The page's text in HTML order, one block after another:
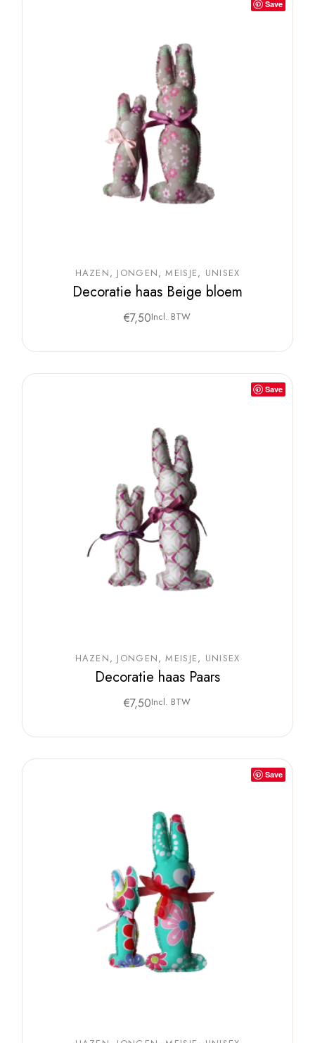
Save
HAZEN JONGEN MEISJE UNISEX
Decoratie haas Beige bloem
€7,50Incl. BTW
Save
HAZEN JONGEN MEISJE UNISEX
Decoratie haas Paars
€7,50Incl. BTW
Save